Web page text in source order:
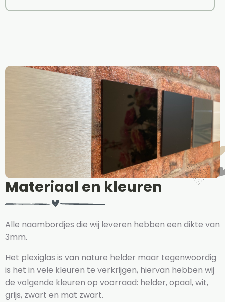
Materiaal en kleuren
Alle naambordjes die wij leveren hebben een dikte van
3mm.
Het plexiglas is van nature helder maar tegenwoordig
is het in vele kleuren te verkrijgen, hiervan hebben wij
de volgende kleuren op voorraad: helder, opaal, wit,
grijs, zwart en mat zwart.